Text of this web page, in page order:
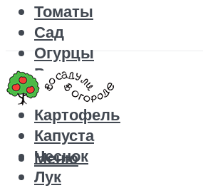
Томаты
Сад
Огурцы
Рецепты
Перец
Картофель
Капуста
Чеснок
Лук
Меню